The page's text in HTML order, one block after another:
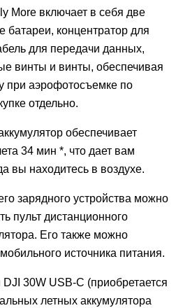
More включает в себя две
батареи, концентратор для
для передачи данных,
винты и винты, обеспечивая
при аэрофотосъемке по
отдельно.
обеспечивает
34 мин *, что дает вам
вы находитесь в воздухе.
зарядного устройства можно
пульт дистанционного
Его также можно
источника питания.
30W USB-C (приобретается
летных аккумулятора